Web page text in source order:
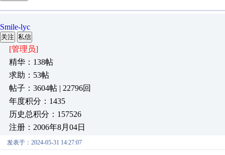
Smile-lyc
关注 私信
[管理员]
精华：138帖
求助：53帖
帖子：3604帖 | 22796回
年度积分：1435
历史总积分：157526
注册：2006年8月04日
发表于：2024-05-31 14:27:07